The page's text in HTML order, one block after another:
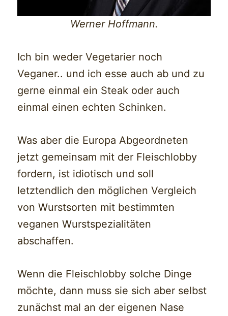
Werner Hoffmann.
Ich bin weder Vegetarier noch
Veganer.. und ich esse auch ab und zu
gerne einmal ein Steak oder auch
einmal einen echten Schinken.
Was aber die Europa Abgeordneten
jetzt gemeinsam mit der Fleischlobby
fordern, ist idiotisch und soll
letztendlich den möglichen Vergleich
von Wurstsorten mit bestimmten
veganen Wurstspezialitäten
abschaffen.
Wenn die Fleischlobby solche Dinge
möchte, dann muss sie sich aber selbst
zunächst mal an der eigenen Nase